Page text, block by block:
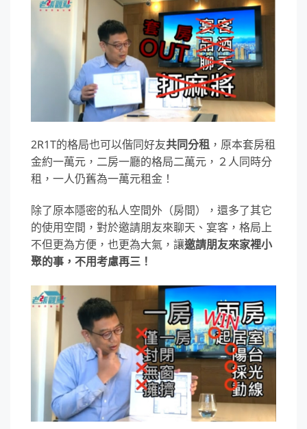
2R1T的格局也可以偕同好友共同分租 ，原本套房租
金約一萬元，二房一廳的格局二萬元，２人同時分
租，一人仍舊為一萬元租金！
除了原本隱密的私人空間外（房間），還多了其它
的使用空間，對於邀請朋友來聊天、宴客，格局上
不但更為方便，也更為大氣，讓邀請朋友來家裡小
聚的事，不用考慮再三！